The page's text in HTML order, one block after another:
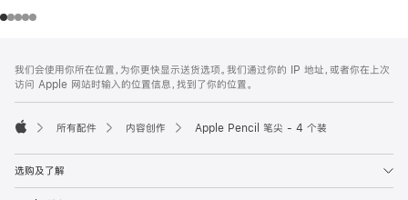
页
页
脚
注
我们会使用你所在位置，为你更快显示送货选项。我们通过你的 IP 地址，或者你在上次
访问 Apple 网站时输入的位置信息，找到了你的位置。
所有配件 内容创作 Apple Pencil 笔尖 - 4 个装
选购及了解